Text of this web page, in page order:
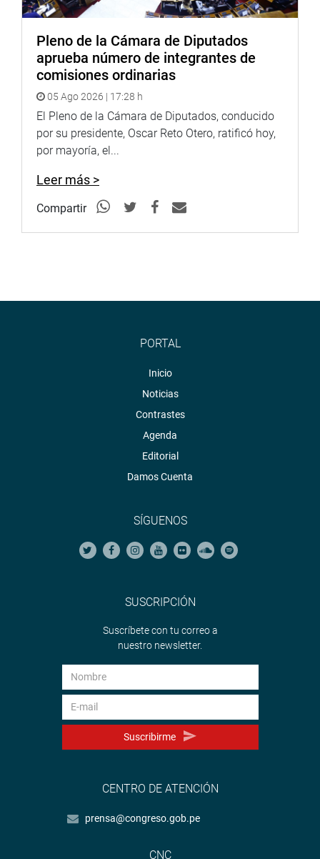
Pleno de la Cámara de Diputados
aprueba número de integrantes de
comisiones ordinarias
05 Ago 2026 | 17:28 h
El Pleno de la Cámara de Diputados, conducido
por su presidente, Oscar Reto Otero, ratificó hoy,
por mayoría, el...
Leer más >
Compartir
PORTAL
Inicio
Noticias
Contrastes
Agenda
Editorial
Damos Cuenta
SÍGUENOS
SUSCRIPCIÓN
Suscríbete con tu correo a
nuestro newsletter.
Suscribirme
CENTRO DE ATENCIÓN
prensa@congreso.gob.pe
CNC